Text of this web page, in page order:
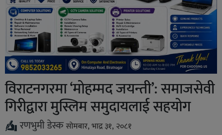
विराटनगरमा ‘मोहम्मद जयन्ती’: समाजसेवी
गिरीद्वारा मुस्लिम समुदायलाई सहयोग
रणभुमी डेस्कसोमबार, भाद्र ३१, २०८१